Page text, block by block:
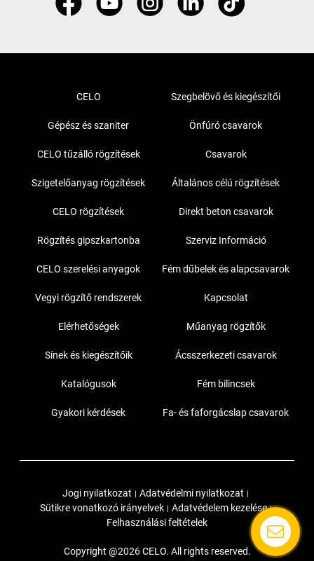
CELO Szegbelövő és kiegészítői
Gépész és szaniter Önfúró csavarok
CELO tűzálló rögzítések Csavarok
Szigetelőanyag rögzítések Általános célú rögzítések
CELO rögzítések Direkt beton csavarok
Rögzítés gipszkartonba Szerviz Információ
CELO szerelési anyagok Fém dűbelek és alapcsavarok
Vegyi rögzítő rendszerek Kapcsolat
Elérhetőségek Műanyag rögzítők
Sínek és kiegészítőik Ácsszerkezeti csavarok
Katalógusok Fém bilincsek
Gyakori kérdések Fa- és faforgácslap csavarok
Jogi nyilatkozat | Adatvédelmi nyilatkozat |
Sütikre vonatkozó irányelvek | Adatvédelem kezelése |
Felhasználási feltételek
Copyright @2026 CELO. All rights reserved.